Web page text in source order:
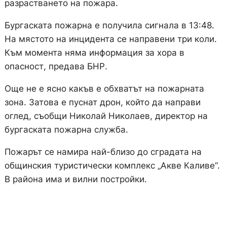
разрастването на пожара.
Бургаската пожарна е получила сигнала в 13:48.
На мястото на инцидента се направени три коли.
Към момента няма информация за хора в
опасност, предава БНР.
Още не е ясно какъв е обхватът на пожарната
зона. Затова е пуснат дрон, който да направи
оглед, съобщи Николай Николаев, директор на
бургаската пожарна служба.
Пожарът се намира най-близо до сградата на
общинския туристически комплекс „Акве Каливе“.
В района има и вилни постройки.